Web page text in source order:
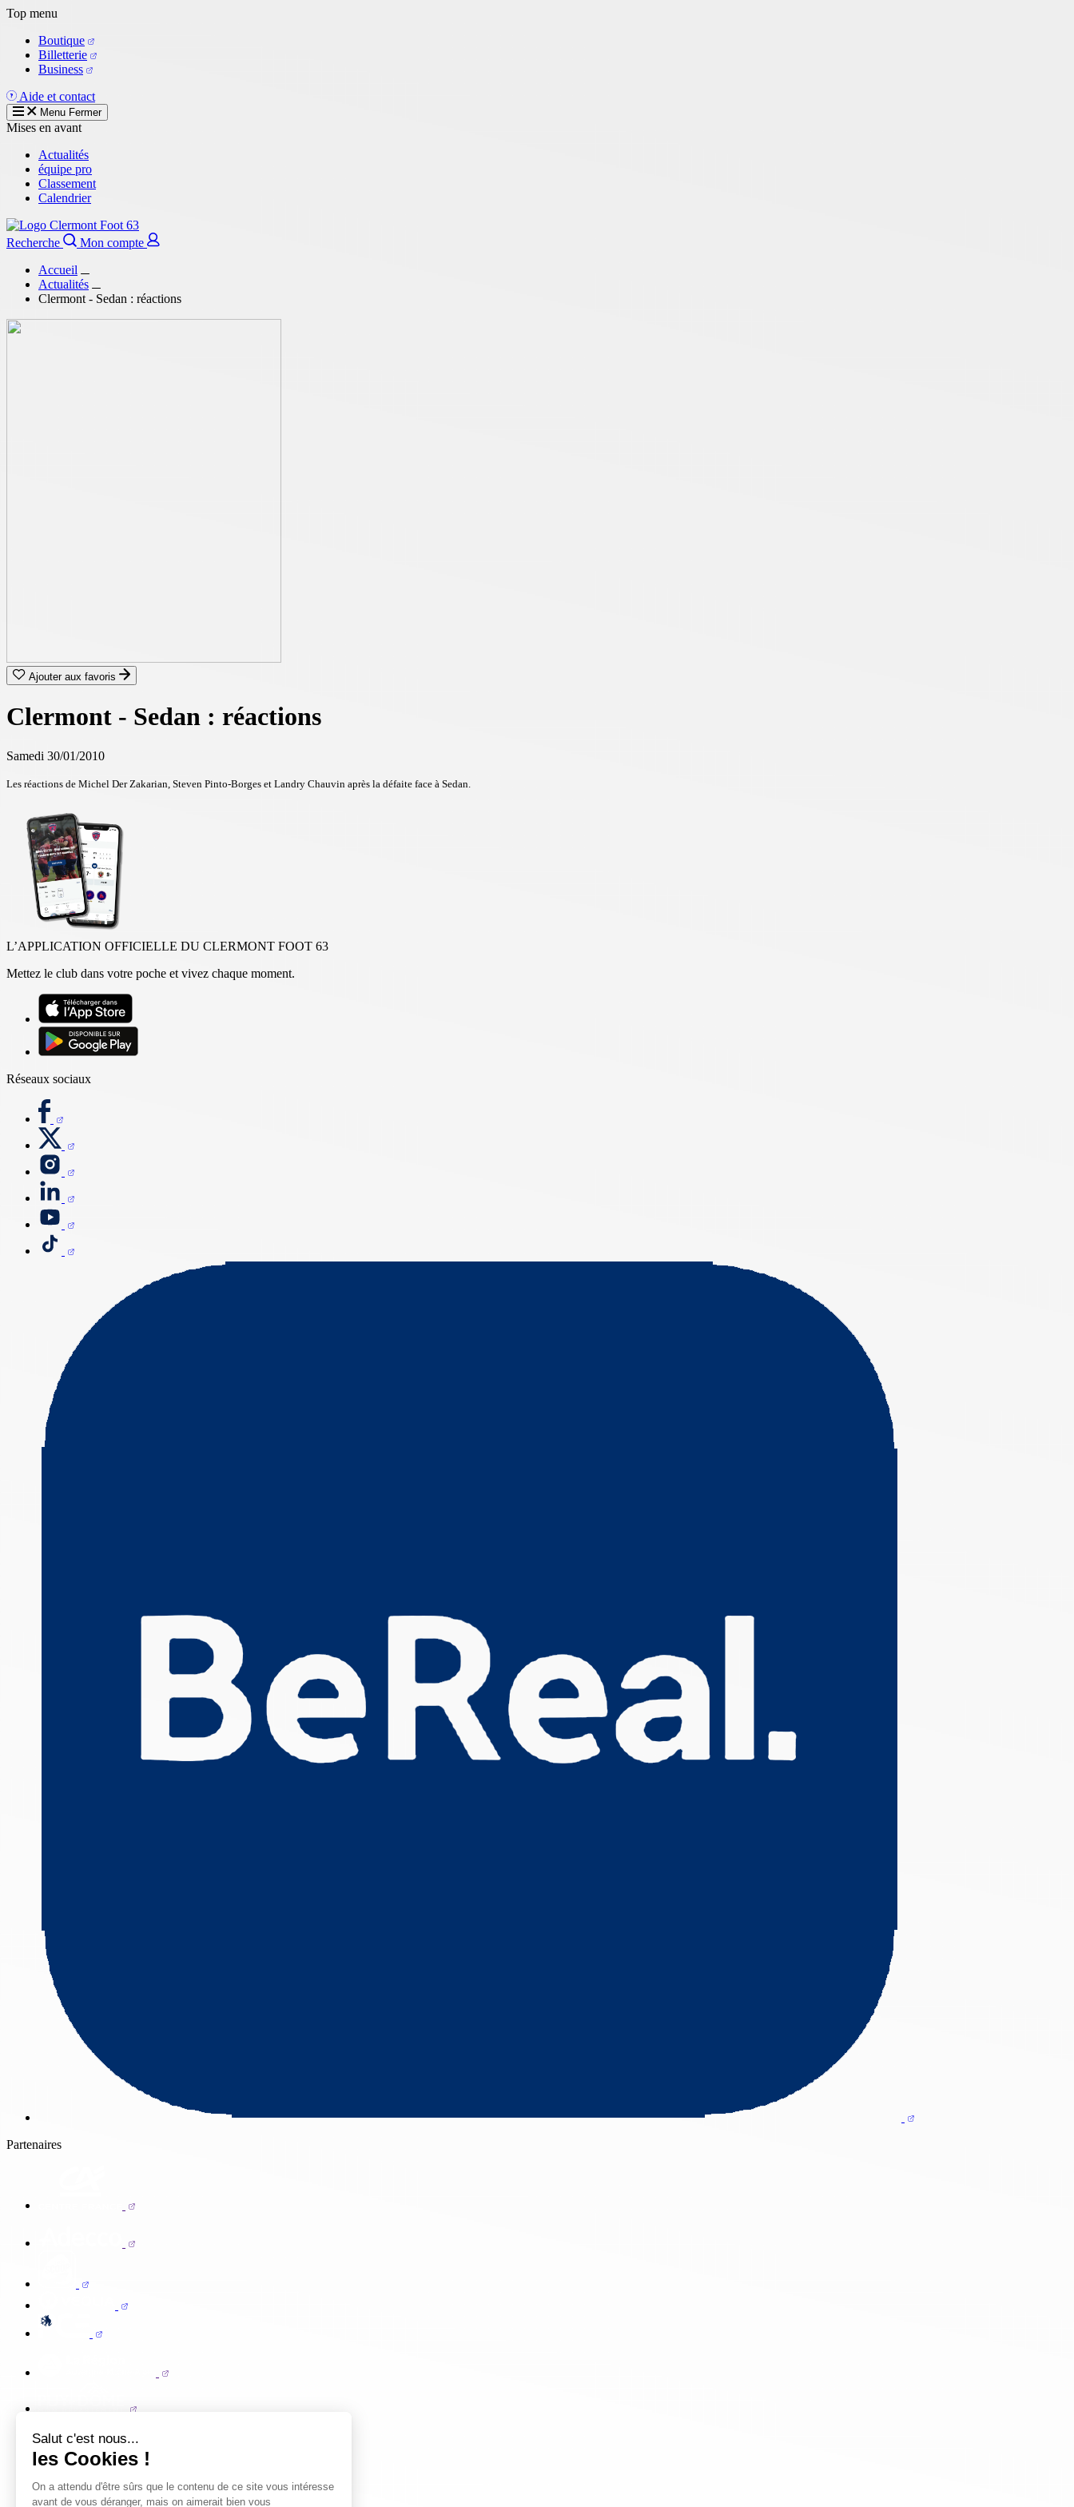
Salut c'est nous...
les Cookies !
On a attendu d'être sûrs que le contenu de ce site vous intéresse
avant de vous déranger, mais on aimerait bien vous
Aller
contenu
principal
Top menu
Boutique
Billetterie
Business
Aide et contact
Menu Fermer
Mises en avant
Actualités
équipe pro
Classement
Calendrier
Recherche
Mon compte
Accueil
Actualités
Clermont - Sedan : réactions
Ajouter aux favoris
Clermont - Sedan : réactions
Samedi 30/01/2010
Les réactions de Michel Der Zakarian, Steven Pinto-Borges et Landry Chauvin après la défaite face à Sedan.
L’APPLICATION OFFICIELLE DU CLERMONT FOOT 63
Mettez le club dans votre poche et vivez chaque moment.
Réseaux sociaux
Partenaires